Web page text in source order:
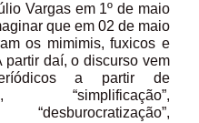
Vargas em 1º de maio
que em 02 de maio
os mimimis, fuxicos e
partir daí, o discurso vem
a partir de
“simplificação”,